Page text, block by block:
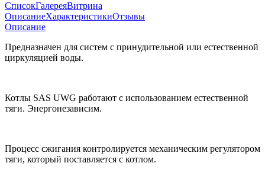
СписокГалереяВитрина
ОписаниеХарактеристикиОтзывы
Описание
Предназначен для систем с принудительной или естественной
циркуляцией воды.
Котлы SAS UWG работают с использованием естественной
тяги. Энергонезависим.
Процесс сжигания контролируется механическим регулятором
тяги, который поставляется с котлом.